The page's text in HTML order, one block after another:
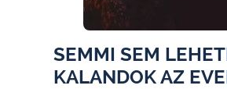
SEMMI SEM
KALANDOK AZ